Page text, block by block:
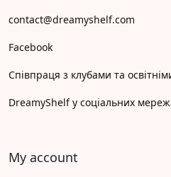
contact@dreamyshelf.com
Facebook
Співпраця з клубами та
DreamyShelf у соціальних
My account